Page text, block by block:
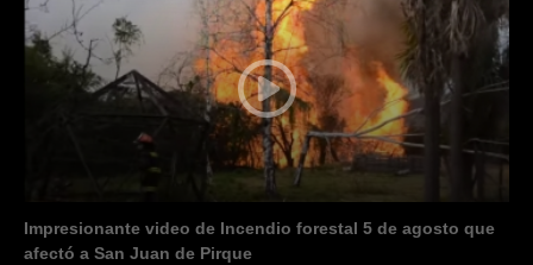
Impresionante video de Incendio forestal 5 de agosto que
afectó a San Juan de Pirque